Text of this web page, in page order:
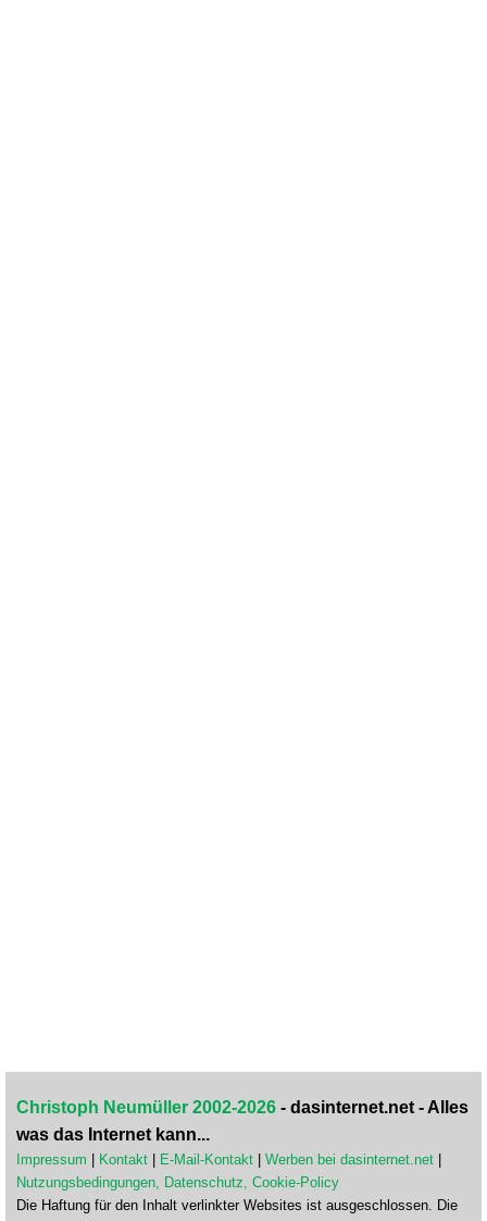
Christoph Neumüller 2002-2026 - dasinternet.net - Alles
was das Internet kann...
Impressum | Kontakt | E-Mail-Kontakt | Werben bei dasinternet.net |
Nutzungsbedingungen, Datenschutz, Cookie-Policy
Die Haftung für den Inhalt verlinkter Websites ist ausgeschlossen. Die